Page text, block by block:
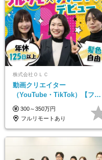
株式会社ＯＬＣ
動画クリエイター
（YouTube・TikTok）【フレ
ックス/フルリモ】未経験OK
｜Web研修1年間｜副業OK
300～350万円
フルリモートあり